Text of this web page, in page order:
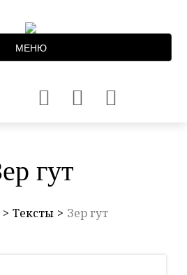
МЕНЮ
гут
Тексты Зер гут